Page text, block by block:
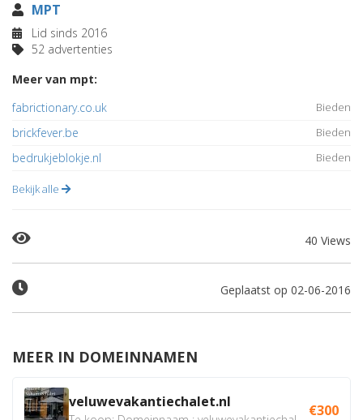
MPT
Lid sinds 2016
52 advertenties
Meer van mpt:
fabrictionary.co.uk
Bieden
brickfever.be Bieden
bedrukjeblokje.nl Bieden
Bekijk alle
40 Views
Geplaatst op 02-06-2016
MEER IN DOMEINNAMEN
veluwevakantiechalet.nl €300